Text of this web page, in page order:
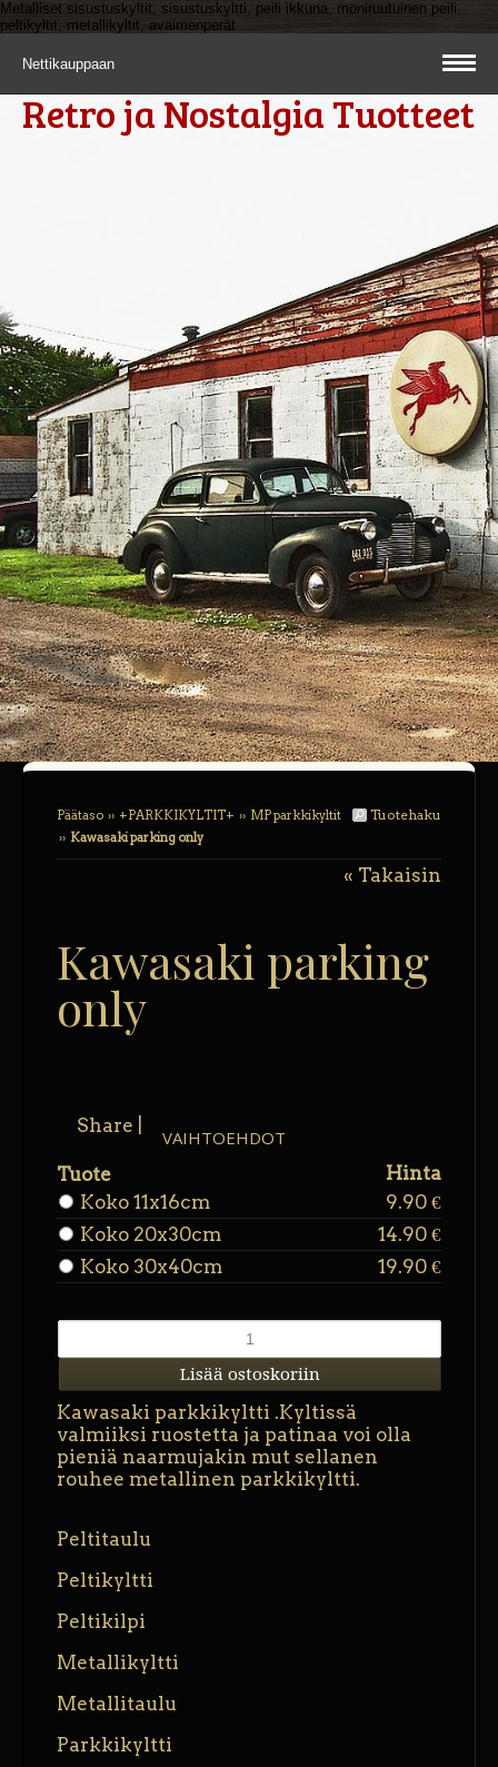
Metalliset sisustuskyltit, sisustuskyltti, peili ikkuna, moniruutuinen peili,
peltikyltit, metallikyltit, avaimenperät
Nettikauppaan
Retro ja Nostalgia Tuotteet
Tuotehaku
Päätaso ›› +PARKKIKYLTIT+ ›› MP parkkikyltit
›› Kawasaki parking only
« Takaisin
Kawasaki parking
only
Share
VAIHTOEHDOT
Tuote
Hinta
Koko 11x16cm
9.90 €
Koko 20x30cm
14.90 €
Koko 30x40cm
19.90 €
Kawasaki parkkikyltti .Kyltissä
valmiiksi ruostetta ja patinaa voi olla
pieniä naarmujakin mut sellanen
rouhee metallinen parkkikyltti.
Peltitaulu
Peltikyltti
Peltikilpi
Metallikyltti
Metallitaulu
Parkkikyltti